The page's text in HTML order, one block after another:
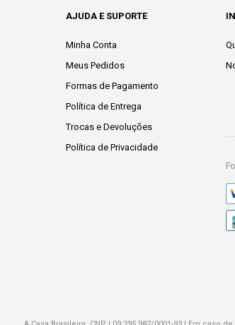
AJUDA E SUPORTE
Minha Conta
Meus Pedidos
Formas de Pagamento
Política de Entrega
Trocas e Devoluções
Política de Privacidade